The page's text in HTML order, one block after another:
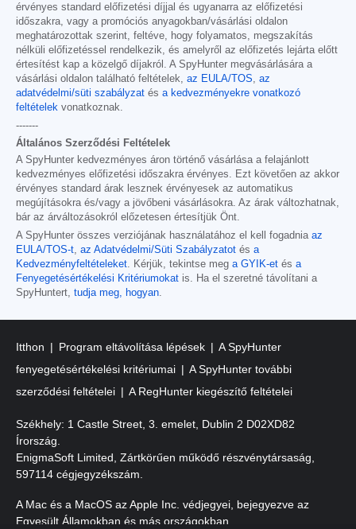
érvényes standard előfizetési díjjal és ugyanarra az előfizetési
időszakra, vagy a promóciós anyagokban/vásárlási oldalon
meghatározottak szerint, feltéve, hogy folyamatos, megszakítás
nélküli előfizetéssel rendelkezik, és amelyről az előfizetés lejárta előtt
értesítést kap a közelgő díjakról. A SpyHunter megvásárlására a
vásárlási oldalon található feltételek, az EULA/TOS, az
adatvédelmi/süti szabályzat és a kedvezményekre vonatkozó
feltételek vonatkoznak.
-------
Általános Szerződési Feltételek
A SpyHunter kedvezményes áron történő vásárlása a felajánlott
kedvezményes előfizetési időszakra érvényes. Ezt követően az akkor
érvényes standard árak lesznek érvényesek az automatikus
megújításokra és/vagy a jövőbeni vásárlásokra. Az árak változhatnak,
bár az árváltozásokról előzetesen értesítjük Önt.
A SpyHunter összes verziójának használatához el kell fogadnia az
EULA/TOS-t, az Adatvédelmi/Süti Szabályzatot és a
Kedvezményfeltételeket. Kérjük, tekintse meg a GYIK-et és a
Fenyegetésértékelési Kritériumokat is. Ha el szeretné távolítani a
SpyHuntert, tudja meg, hogyan.
Itthon Program eltávolítása lépések
A SpyHunter
fenyegetésértékelési kritériumai
A SpyHunter további
szerződési feltételei
A RegHunter kiegészítő feltételei
Székhely: 1 Castle Street, 3. emelet, Dublin 2 D02XD82
Írország.
EnigmaSoft Limited, Zártkörűen működő részvénytársaság,
597114 cégjegyzékszám.
A Mac és a MacOS az Apple Inc. védjegyei, bejegyezve az
Egyesült Államokban és más országokban.